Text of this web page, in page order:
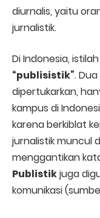
diurnalis, yaitu
jurnalistik.
Di Indonesia, istilah
“publisistik”.
dipertukarkan,
kampus di
karena berkiblat
jurnalistik muncul
menggantikan
Publistikjuga
komunikasi